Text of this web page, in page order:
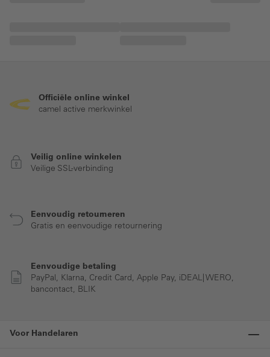
Officiële online winkel
camel active merkwinkel
Veilig online winkelen
Veilige SSL-verbinding
Eenvoudig retourneren
Gratis en eenvoudige retournering
Eenvoudige betaling
PayPal, Klarna, Credit Card, Apple Pay, iDEAL| WERO,
bancontact, BLIK
Voor Handelaren